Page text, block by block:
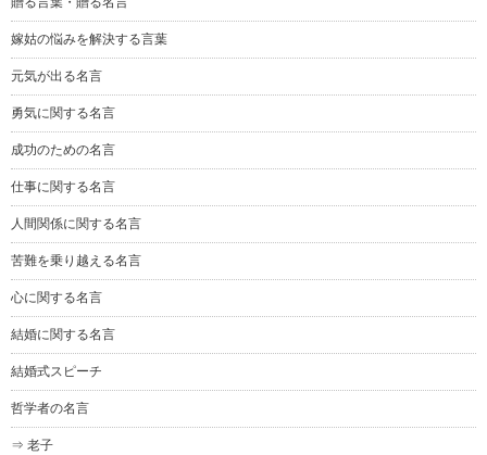
嫁姑の悩みを解決する言葉
元気が出る名言
勇気に関する名言
成功のための名言
仕事に関する名言
人間関係に関する名言
苦難を乗り越える名言
心に関する名言
結婚に関する名言
結婚式スピーチ
哲学者の名言
⇒ 老子